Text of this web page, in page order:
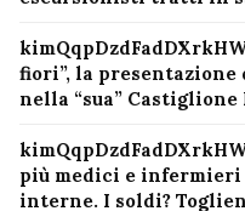
fiori”, la
nella “sua”
più medici e
interne. I soldi?